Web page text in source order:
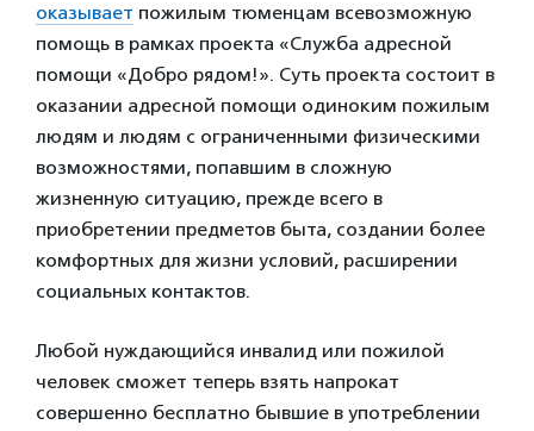
оказывает пожилым тюменцам всевозможную
помощь в рамках проекта «Служба адресной
помощи «Добро рядом!». Суть проекта состоит в
оказании адресной помощи одиноким пожилым
людям и людям с ограниченными физическими
возможностями, попавшим в сложную
жизненную ситуацию, прежде всего в
приобретении предметов быта, создании более
комфортных для жизни условий, расширении
социальных контактов.
Любой нуждающийся инвалид или пожилой
человек сможет теперь взять напрокат
совершенно бесплатно бывшие в употреблении